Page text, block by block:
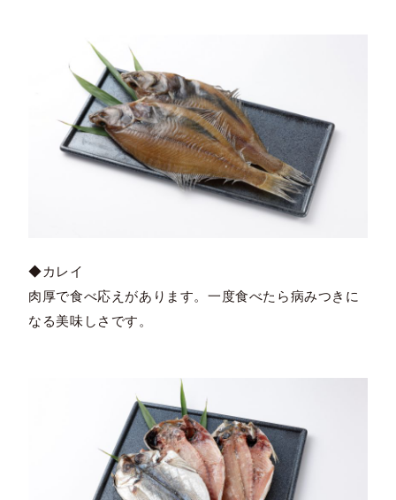
◆カレイ
肉厚で食べ応えがあります。一度食べたら病みつきに
なる美味しさです。